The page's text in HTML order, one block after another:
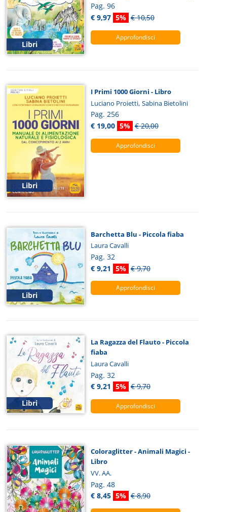
Libri
Pag. 96
€ 9,97 5% € 10,50
Approfondisci
Libri
I Primi 1000 Giorni - Libro
Luciano Proietti, Sabina Bietolini
Pag. 256
€ 19,00 5% € 20,00
Approfondisci
Libri
Barchetta Blu - Piccola fiaba
Laura Cavalli
Pag. 32
€ 9,21 5% € 9,70
Approfondisci
Libri
La Ragazza del Flauto - Piccola
fiaba
Laura Cavalli
Pag. 32
€ 9,21 5% € 9,70
Approfondisci
Coloraglitter - Animali Magici -
Libro
VV. AA.
Pag. 48
€ 8,45 5% € 8,90